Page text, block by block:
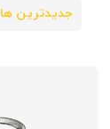
جدیدترین ها